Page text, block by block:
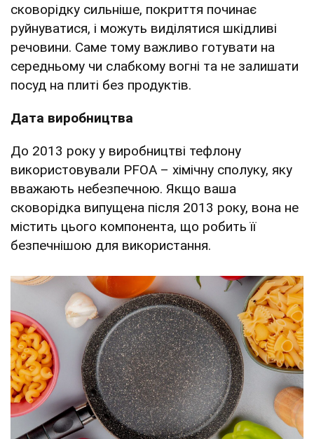
сковорідку сильніше, покриття починає
руйнуватися, і можуть виділятися шкідливі
речовини. Саме тому важливо готувати на
середньому чи слабкому вогні та не залишати
посуд на плиті без продуктів.
Дата виробництва
До 2013 року у виробництві тефлону
використовували PFOA – хімічну сполуку, яку
вважають небезпечною. Якщо ваша
сковорідка випущена після 2013 року, вона не
містить цього компонента, що робить її
безпечнішою для використання.